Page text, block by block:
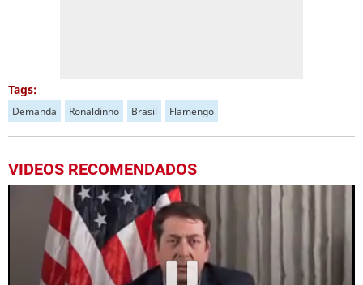
Tags:
Demanda Ronaldinho Brasil Flamengo
VIDEOS RECOMENDADOS